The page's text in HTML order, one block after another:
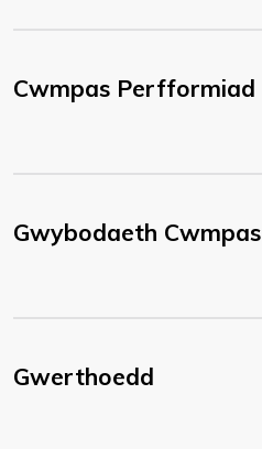
Cwmpas Perfformiad
Gwybodaeth Cwmpas
Gwerthoedd